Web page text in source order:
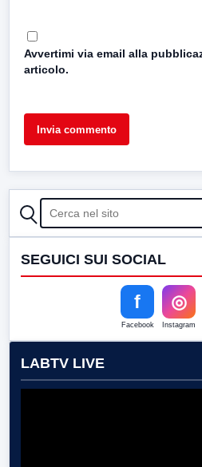
Avvertimi via email alla
articolo.
CERCA
SEGUICI SUI SOCIAL
f
Facebook
◎
Instagram
LABTV LIVE